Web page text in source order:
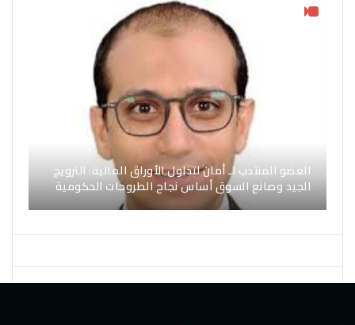
العضو المنتدب لـ أمان لتداول الأوراق المالية: الترويج
الجيد وصانع السوق أساس نجاح الطروحات الحكومية